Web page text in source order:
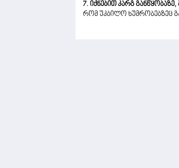
7. იქნებით კარგ
რომ უკბილო ხუმრობებზეც